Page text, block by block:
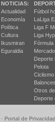
NOTICIAS:
Actualidad
Economía
Política
Cultura
Ikusmiran
Eguraldia
Fútbol
LaLiga
Liga F
Liga
Fórmula
Deporte
Pelota
Ciclismo
Otros
Deporte
- Portal de Privacidad